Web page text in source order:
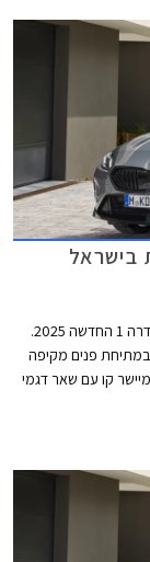
דלק מוטורס, יבואנית ב.מ.וו לישראל, משיקה את ב.מ.וו סדרה 1 החדשה 2025.
פנים מקיפה
קו עם שאר דגמי